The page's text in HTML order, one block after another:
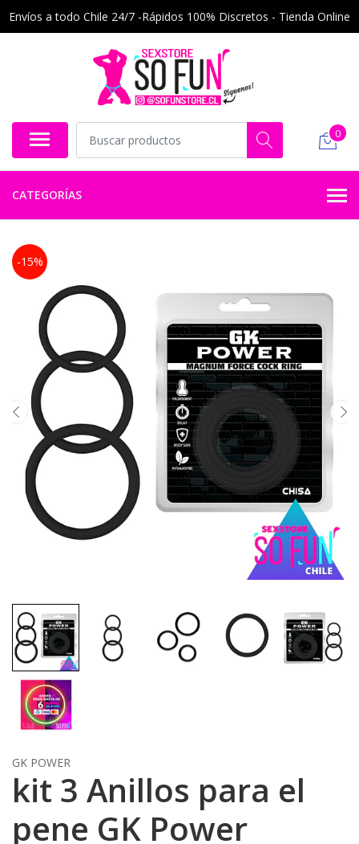
Envíos a todo Chile 24/7 -Rápidos 100% Discretos - Tienda Online
0
CATEGORÍAS
-15%
GK POWER
kit 3 Anillos para el
pene GK Power